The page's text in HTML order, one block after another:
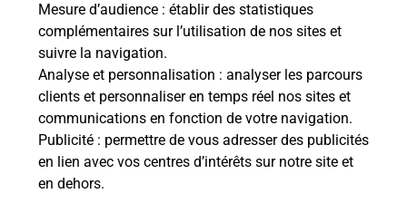
Mesure d’audience : établir des statistiques
complémentaires sur l’utilisation de nos sites et
suivre la navigation.
Analyse et personnalisation : analyser les parcours
clients et personnaliser en temps réel nos sites et
communications en fonction de votre navigation.
Publicité : permettre de vous adresser des publicités
en lien avec vos centres d’intérêts sur notre site et
en dehors.
Permis Bateau
Vous cherchez à passer votre permis bateau à
Vonnas (01540) ? Découvrez l'offre proposée par
La Poste.
En savoir plus